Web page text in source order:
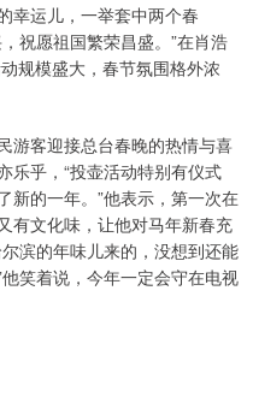
幸运儿，一举套中两个春
祝愿祖国繁荣昌盛。”在肖浩
规模盛大，春节氛围格外浓
游客迎接总台春晚的热情与喜
乐乎，“投壶活动特别有仪式
新的一年。”他表示，第一次在
有文化味，让他对马年新春充
滨的年味儿来的，没想到还能
笑着说，今年一定会守在电视